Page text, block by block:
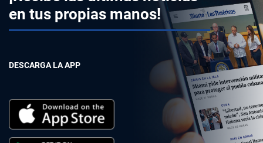
en tus propias manos!
DESCARGA LA APP